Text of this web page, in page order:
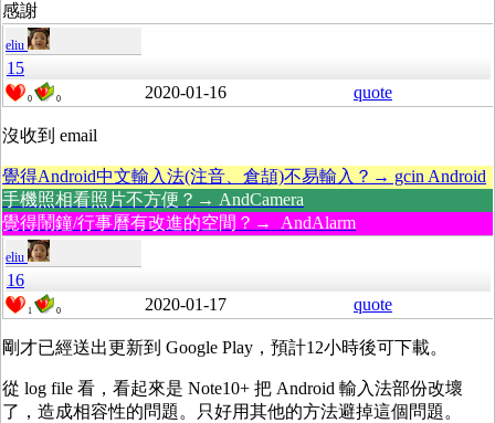
感謝
eliu
15
0 0 2020-01-16 quote
沒收到 email
覺得Android中文輸入法(注音、倉頡)不易輸入？→ gcin Android
手機照相看照片不方便？→ AndCamera
覺得鬧鐘/行事曆有改進的空間？→ AndAlarm
eliu
16
1 0 2020-01-17 quote
剛才已經送出更新到 Google Play，預計12小時後可下載。
從 log file 看，看起來是 Note10+ 把 Android 輸入法部份改壞
了，造成相容性的問題。只好用其他的方法避掉這個問題。